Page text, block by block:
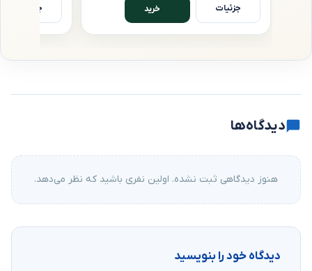
جزئیات خرید جزئیات
دیدگاه‌ها
هنوز دیدگاهی ثبت نشده. اولین نفری باشید که نظر می‌دهد.
دیدگاه خود را بنویسید